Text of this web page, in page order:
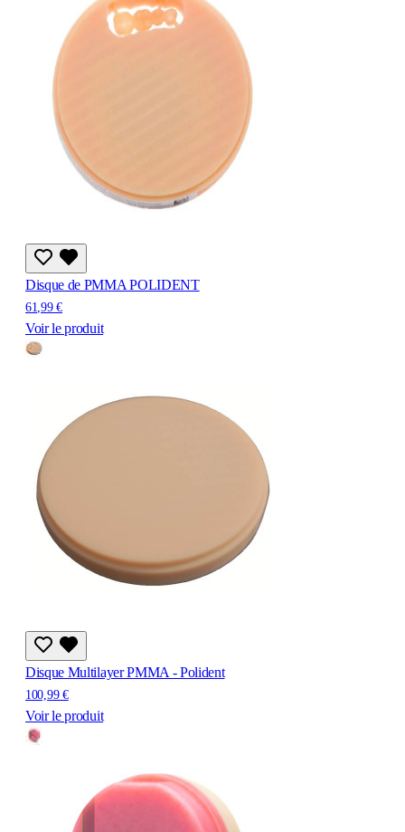
Disque de PMMA POLIDENT
61,99 €
Voir le produit
Disque Multilayer PMMA - Polident
100,99 €
Voir le produit